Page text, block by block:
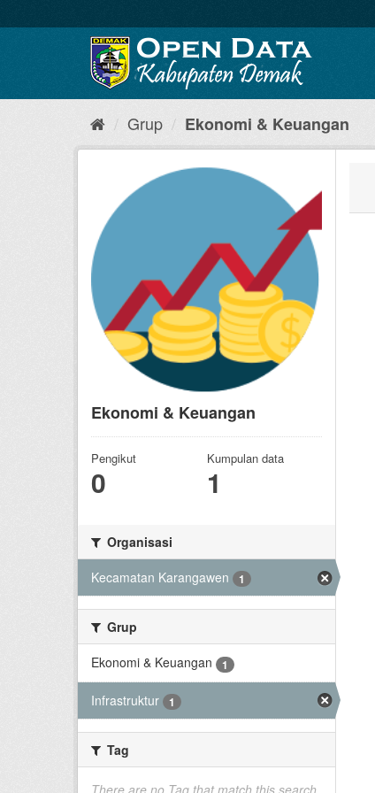
Grup Ekonomi & Keuangan
Ekonomi & Keuangan
Pengikut
0
Kumpulan data
1
Organisasi
Kecamatan Karangawen
1
Grup
Ekonomi & Keuangan
1
Infrastruktur 1
Tag
There are no Tag that match this search